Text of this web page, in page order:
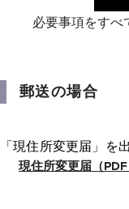
必要事項をすべ
郵送の場合
「現住所変更届」を
現住所変更届（PDF